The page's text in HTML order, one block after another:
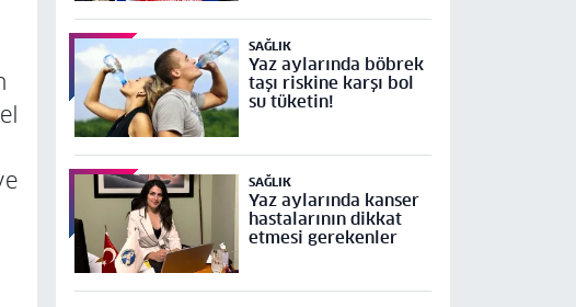
Projesi’ne temel
SAĞLIK
Yaz aylarında böbrek
taşı riskine karşı bol
su tüketin!
SAĞLIK
Yaz aylarında kanser
hastalarının dikkat
etmesi gerekenler